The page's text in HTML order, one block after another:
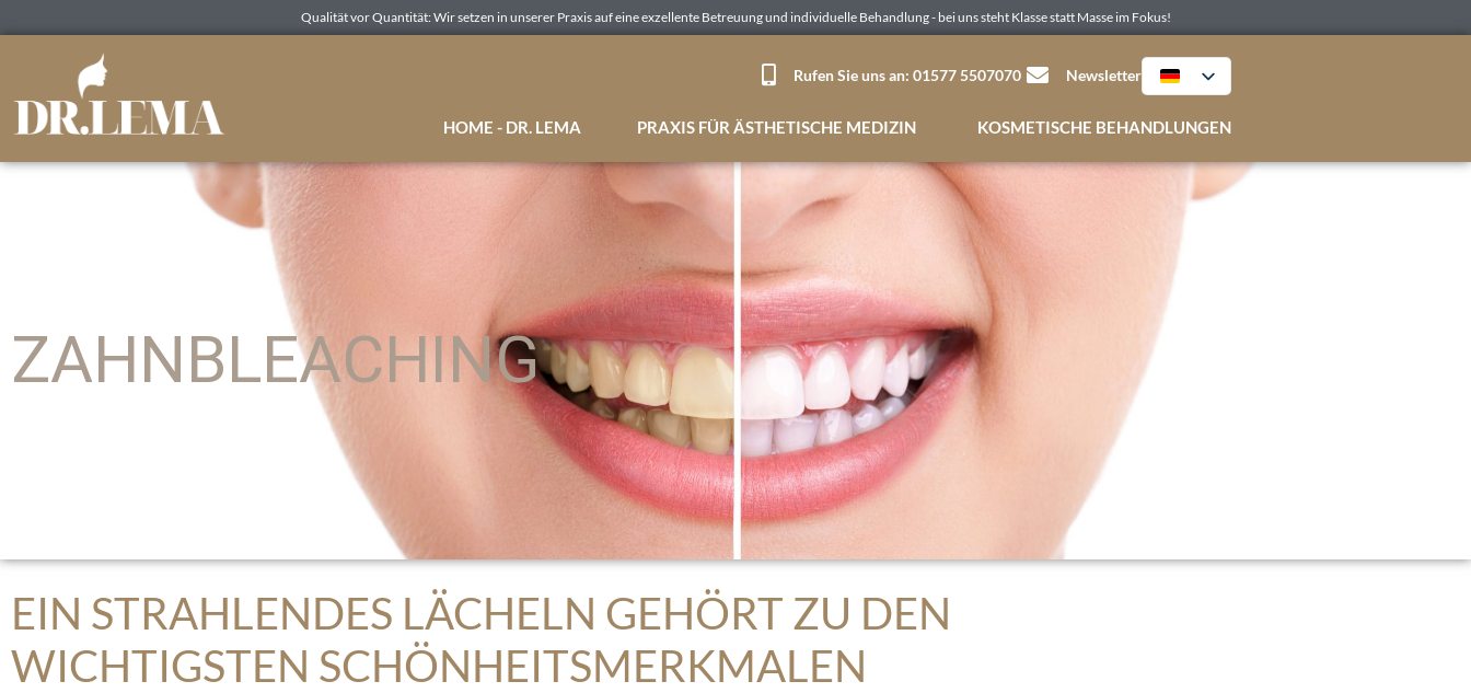
Qualität vor Quantität: Wir setzen in unserer Praxis auf eine exzellente Betreuung und individuelle Behandlung - bei uns steht Klasse statt Masse im Fokus!
Rufen Sie uns an: 01577 5507070 Newsletter
HOME - DR. LEMA PRAXIS FÜR ÄSTHETISCHE MEDIZIN KOSMETISCHE BEHANDLUNGEN
ZAHNBLEACHING
EIN STRAHLENDES LÄCHELN GEHÖRT ZU DEN
WICHTIGSTEN SCHÖNHEITSMERKMALEN